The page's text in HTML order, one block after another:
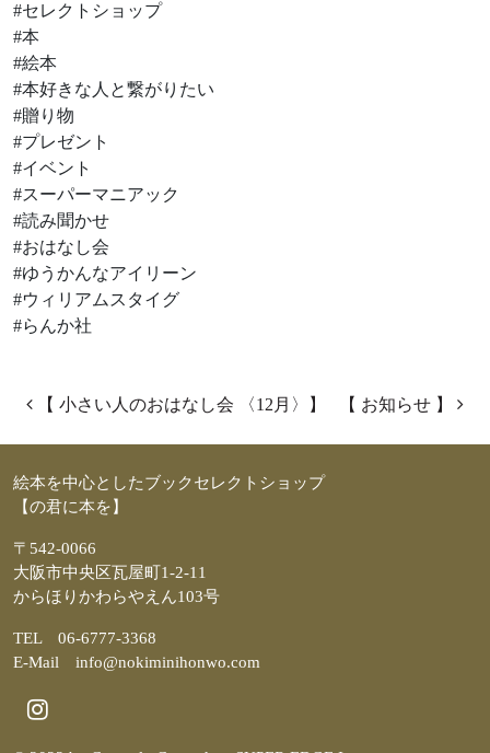
#セレクトショップ
#本
#絵本
#本好きな人と繋がりたい
#贈り物
#プレゼント
#イベント
#スーパーマニアック
#読み聞かせ
#おはなし会
#ゆうかんなアイリーン
#ウィリアムスタイグ
#らんか社
投稿ナビゲーション
【 小さい人のおはなし会 〈12月〉】 【 お知らせ 】
絵本を中心としたブックセレクトショップ
【の君に本を】
〒542-0066
大阪市中央区瓦屋町1-2-11
からほりかわらやえん103号
TEL 06-6777-3368
E-Mail info@nokiminihonwo.com